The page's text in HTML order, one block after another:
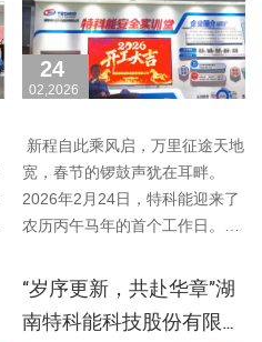
24
02,2026
新程自此乘风启，万里征途天地
宽，春节的锣鼓声犹在耳畔。
2026年2月24日，特科能迎来了
农历丙午马年的首个工作日。以
“岁序更新，共赴华章”湖
南特科能科技股份有限公